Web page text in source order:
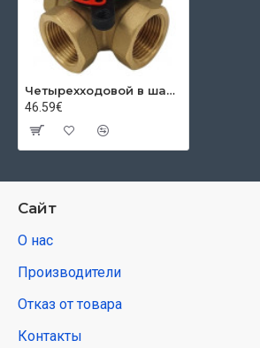
Четырехходовой в шабер 3/4" "PF"
46.59€
Сайт
О нас
Производители
Отказ от товара
Контакты